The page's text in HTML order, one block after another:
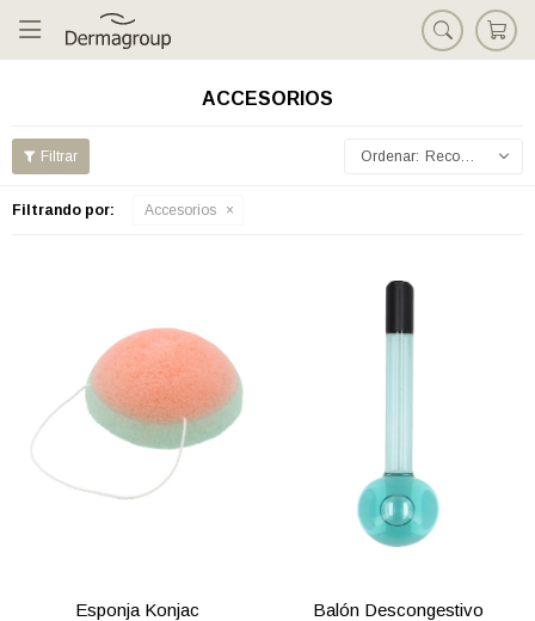

ACCESORIOS
Recomendados
Filtrando por: Accesorios
Esponja Konjac
Balón Descongestivo